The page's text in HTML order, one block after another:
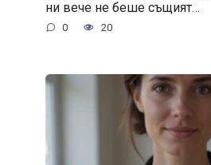
ни вече не беше същият…
0 20